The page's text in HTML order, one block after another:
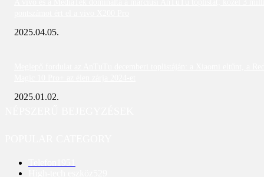
2025.04.05.
2025.01.02.